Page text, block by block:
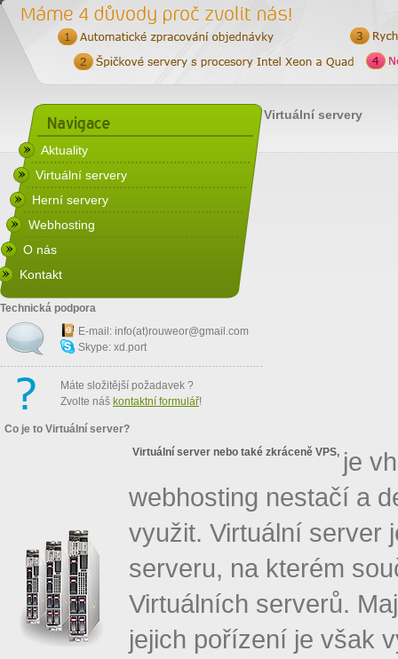
Aktuality
Virtuální servery
Herní servery
Webhosting
O nás
Kontakt
Technická podpora
E-mail: info(at)rouweor@gmail.com
Skype: xd.port
Máte složitější požadavek ?
Zvolte náš kontaktní formulář!
Virtuální servery
Co je to Virtuální server?
Virtuální server nebo také zkráceně VPS, je
webhosting nestačí a
využit. Virtuální server
serveru, na kterém
Virtuálních serverů.
jejich pořízení je však